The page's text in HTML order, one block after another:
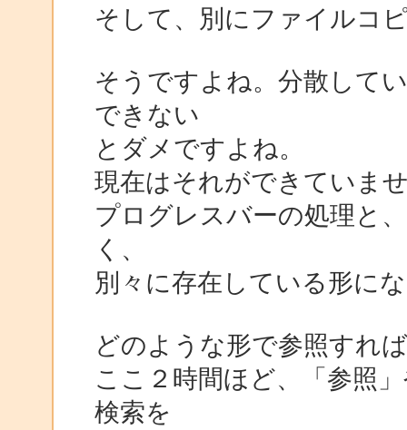
そして、別にファイルコ
そうですよね。分散して
できない
とダメですよね。
現在はそれができていま
プログレスバーの処理と
く、
別々に存在している形に
どのような形で参照すれ
ここ２時間ほど、「参照
検索を